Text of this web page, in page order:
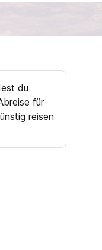
du
für
reisen